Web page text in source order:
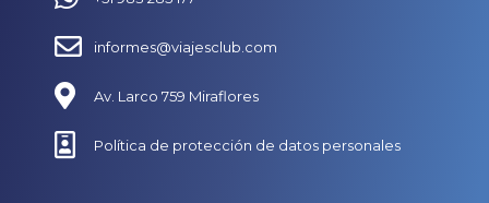
informes@viajesclub.com
Av. Larco 759 Miraflores
Política de protección de datos personales